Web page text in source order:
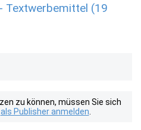
Textwerbemittel (19
zu können, müssen Sie sich
als Publisher anmelden